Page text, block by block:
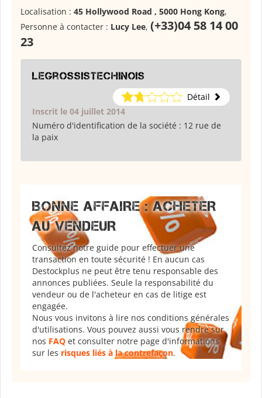
Localisation : 45 Hollywood Road , 5000 Hong Kong,
Personne à contacter : Lucy Lee, (+33)04 58 14 00
23
legrossistechinois
Détail
Inscrit le 04 juillet 2014
Numéro d'identification de la société : 12 rue de
la paix
BONNE AFFAIRE : ACHETER
AU VENDEUR
Consultez notre guide pour effectuer une
transaction en toute sécurité ! En aucun cas
Destockplus ne peut être tenu responsable des
annonces publiées. Seule la responsabilité du
vendeur ou de l'acheteur en cas de litige est
engagée.
Nous vous invitons à lire nos conditions générales
d'utilisations. Vous pouvez aussi vous rendre sur
nos FAQ et consulter notre page d'informations
sur les risques liés à la contrefaçon.